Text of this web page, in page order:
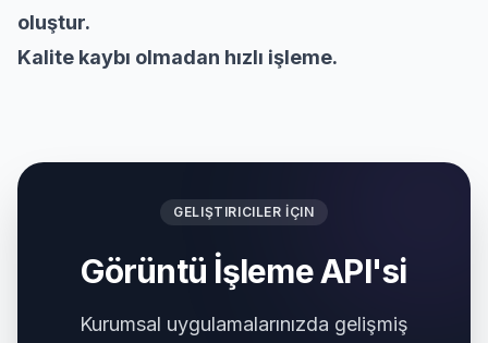
oluştur.
Kalite kaybı olmadan hızlı işleme.
GELIŞTIRICILER İÇIN
Görüntü İşleme API'si
Kurumsal uygulamalarınızda gelişmiş